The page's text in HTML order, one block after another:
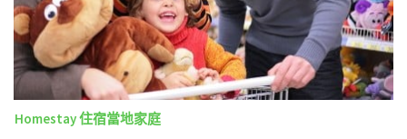
Homestay 住宿當地家庭